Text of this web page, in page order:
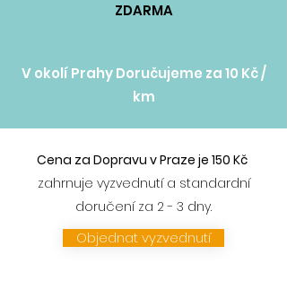
ZDARMA
V okolí Prahy Doručujeme za 10 Kč /
km
Cena za Dopravu v Praze je 150 Kč
zahrnuje vyzvednutí a standardní
doručení za 2 - 3 dny.
Objednat vyzvednutí